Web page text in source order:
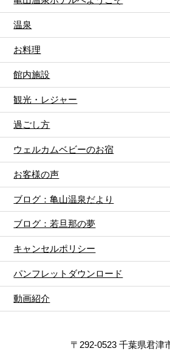
温泉
お料理
館内施設
観光・レジャー
過ごし方
ウェルカムベビーのお宿
お客様の声
ブログ：亀山温泉だより
ブログ：若旦那の夢
キャンセルポリシー
パンフレットダウンロード
動画紹介
〒292-0523 千葉県君津